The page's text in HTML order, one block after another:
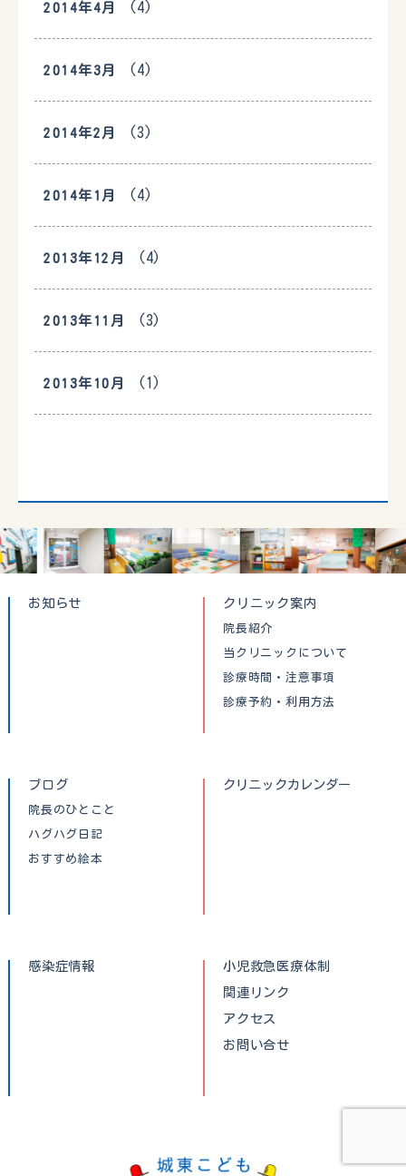
2014年4月 (4)
2014年3月 (4)
2014年2月 (3)
2014年1月 (4)
2013年12月 (4)
2013年11月 (3)
2013年10月 (1)
お知らせ クリニック案内
院長紹介
当クリニックについて
診療時間・注意事項
診療予約・利用方法
ブログ
院長のひとこと
ハグハグ日記
おすすめ絵本
クリニックカレンダー
感染症情報
小児救急医療体制
関連リンク
アクセス
お問い合せ